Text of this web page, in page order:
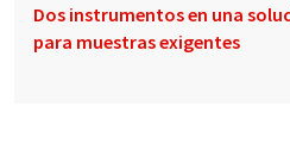
Dos instrumentos en una
para muestras exigentes